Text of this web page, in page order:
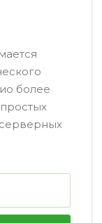
помещении
вода из-за
более